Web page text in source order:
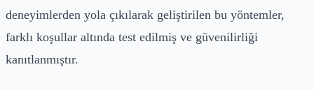
deneyimlerden yola çıkılarak geliştirilen bu yöntemler,
farklı koşullar altında test edilmiş ve güvenilirliği
kanıtlanmıştır.